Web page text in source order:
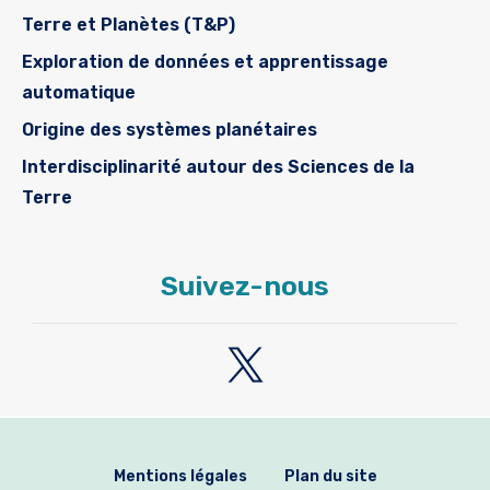
Terre et Planètes (T&P)
Exploration de données et apprentissage
automatique
Origine des systèmes planétaires
Interdisciplinarité autour des Sciences de la
Terre
Suivez-nous
Mentions légales Plan du site